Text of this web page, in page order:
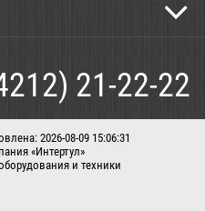
21-22-22
2026-08-09 15:06:31
«Интертул»
и техники